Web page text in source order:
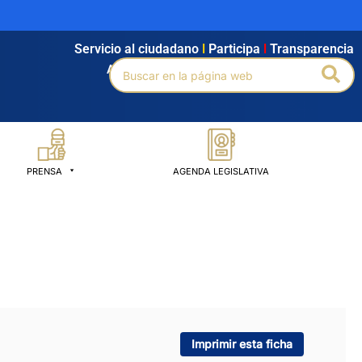
Agendamiento Intranet Búsqueda avanzada
Servicio al ciudadano Participa Transparencia
Buscar
por:
PRENSA AGENDA LEGISLATIVA
Imprimir esta ficha